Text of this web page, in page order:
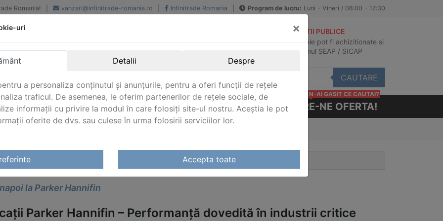
Romania! vanzari@infinitrade-romania.ro Infinitrade Romania Program de lucru: Luni - Vineri / 08:00 - 17:30
renume
National si international
Livrari din stoc intern sau
ACHIZITII PUBLICE
Produsele pot fi achizitionate si
in sistemul SEAP / SICAP
CAUTARE
CERE-NE OFERTA!
N-AI GASIT CE CAUTAI?
Hidraulica Pneumatica
PARKER
la Parker Hannifin
Parker Hannifin – Performanță dovedită în industrii critice
uri ×
Detalii Despre
a personaliza conținutul și anunțurile, pentru a oferi funcții de rețele
traficul. De asemenea, le oferim partenerilor de rețele sociale, de
informații cu privire la modul în care folosiți site-ul nostru. Aceștia le pot
oferite de dvs. sau culese în urma folosirii serviciilor lor.
Accepta toate